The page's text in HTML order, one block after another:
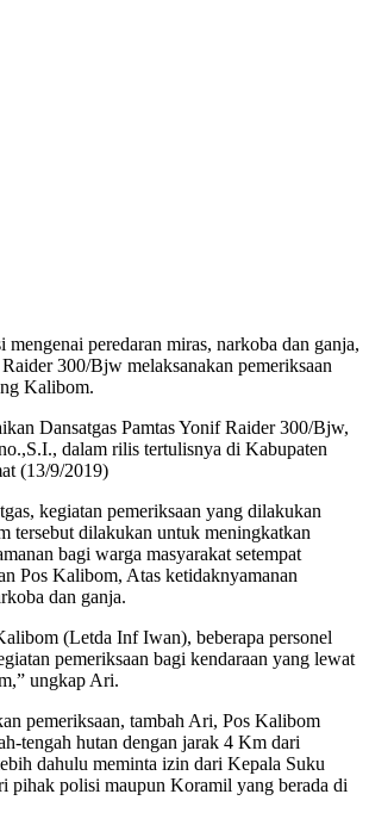
peredaran miras, narkoba dan ganja,
300/Bjw melaksanakan pemeriksaan
Kalibom.
Dansatgas Pamtas Yonif Raider 300/Bjw,
dalam rilis tertulisnya di Kabupaten
(13/9/2019)
kegiatan pemeriksaan yang dilakukan
tersebut dilakukan untuk meningkatkan
bagi warga masyarakat setempat
Pos Kalibom, Atas ketidaknyamanan
dan ganja.
(Letda Inf Iwan), beberapa personel
pemeriksaan bagi kendaraan yang lewat
ungkap Ari.
pemeriksaan, tambah Ari, Pos Kalibom
tengah hutan dengan jarak 4 Km dari
dahulu meminta izin dari Kepala Suku
pihak polisi maupun Koramil yang berada di